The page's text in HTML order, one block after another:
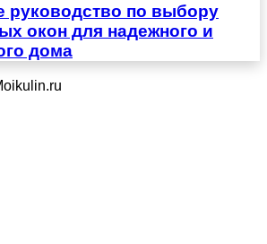
руководство по выбору
окон для надежного и
дома